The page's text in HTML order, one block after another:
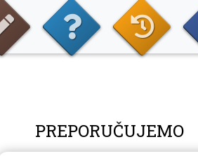
PREPORUČUJEMO